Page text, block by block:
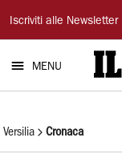
Il
Tirreno
Iscriviti alle Newsletter
MENU
Versilia Cronaca